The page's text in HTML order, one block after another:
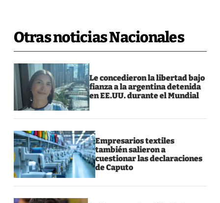
Otras noticias Nacionales
Le concedieron la libertad bajo
fianza a la argentina detenida
en EE.UU. durante el Mundial
Empresarios textiles
también salieron a
cuestionar las declaraciones
de Caputo